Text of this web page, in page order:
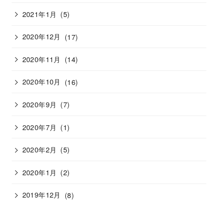
2021年1月 (5)
2020年12月 (17)
2020年11月 (14)
2020年10月 (16)
2020年9月 (7)
2020年7月 (1)
2020年2月 (5)
2020年1月 (2)
2019年12月 (8)